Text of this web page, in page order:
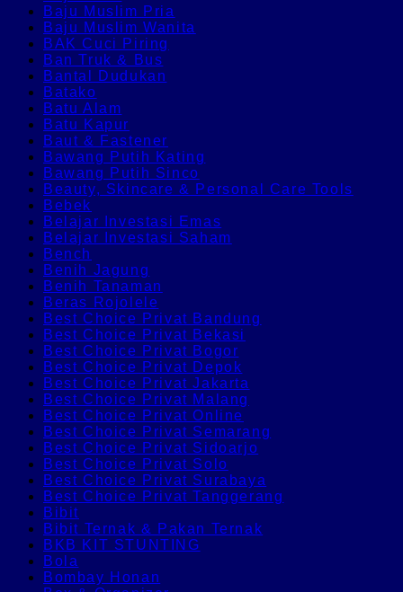
Baju Muslim Pria
Baju Muslim Wanita
BAK Cuci Piring
Ban Truk & Bus
Bantal Dudukan
Batako
Batu Alam
Batu Kapur
Baut & Fastener
Bawang Putih Kating
Bawang Putih Sinco
Beauty, Skincare & Personal Care Tools
Bebek
Belajar Investasi Emas
Belajar Investasi Saham
Bench
Benih Jagung
Benih Tanaman
Beras Rojolele
Best Choice Privat Bandung
Best Choice Privat Bekasi
Best Choice Privat Bogor
Best Choice Privat Depok
Best Choice Privat Jakarta
Best Choice Privat Malang
Best Choice Privat Online
Best Choice Privat Semarang
Best Choice Privat Sidoarjo
Best Choice Privat Solo
Best Choice Privat Surabaya
Best Choice Privat Tanggerang
Bibit
Bibit Ternak & Pakan Ternak
BKB KIT STUNTING
Bola
Bombay Honan